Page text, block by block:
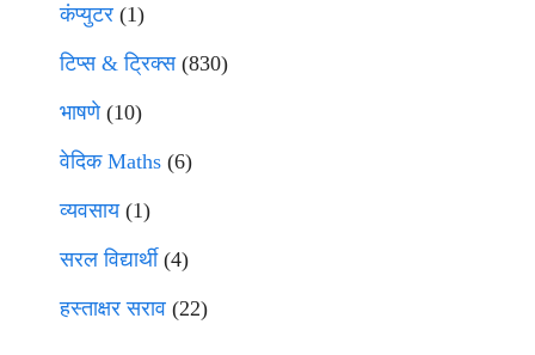
कंप्युटर (1)
टिप्स & ट्रिक्स(830)
भाषणे(10)
वेदिक Maths (6)
व्यवसाय(1)
सरल विद्यार्थी(4)
हस्ताक्षर सराव (22)